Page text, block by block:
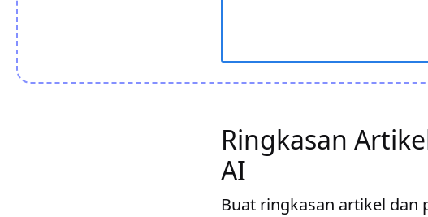
Ringkasan
AI
Buat ringkasan artikel dan